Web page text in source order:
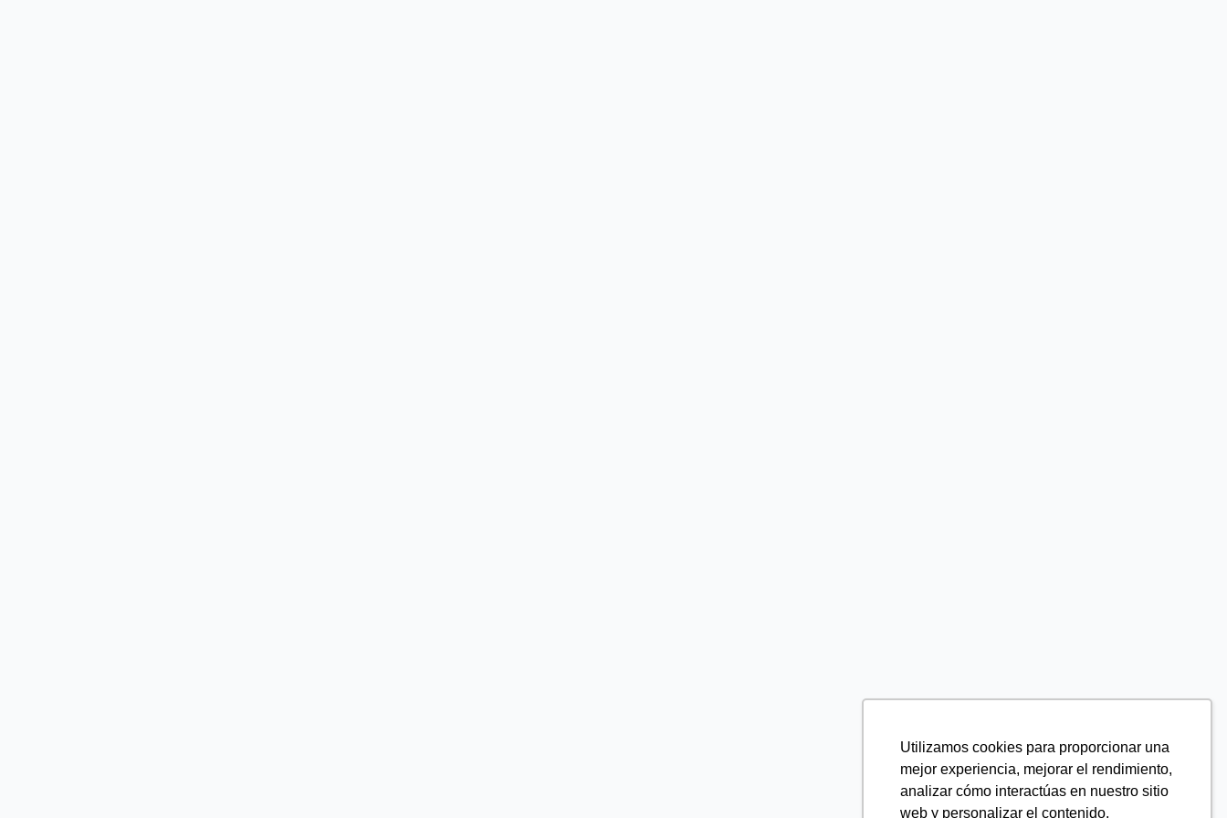
Utilizamos cookies para proporcionar una
mejor experiencia, mejorar el rendimiento,
analizar cómo interactúas en nuestro sitio
web y personalizar el contenido.